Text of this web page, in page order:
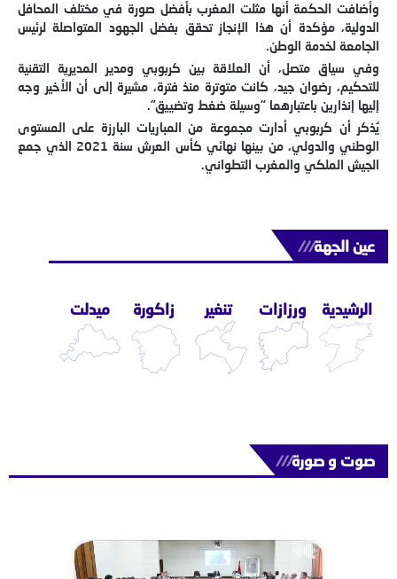
وأضافت الحكمة أنها مثلت المغرب بأفضل صورة في مختلف المحافل
الدولية، مؤكدة أن هذا الإنجاز تحقق بفضل الجهود المتواصلة لرئيس
الجامعة لخدمة الوطن.
وفي سياق متصل، أن العلاقة بين كربوبي ومدير المديرية التقنية
للتحكيم، رضوان جيد، كانت متوترة منذ فترة، مشيرة إلى أن الأخير وجه
إليها إنذارين باعتبارهما “وسيلة ضغط وتضييق”.
يُذكر أن كربوبي أدارت مجموعة من المباريات البارزة على المستوى
الوطني والدولي، من بينها نهائي كأس العرش سنة 2021 الذي جمع
الجيش الملكي والمغرب التطواني.
عين الجهة///
الرشيدية ورزازات تنغير زاكورة ميدلت
صوت و صورة///